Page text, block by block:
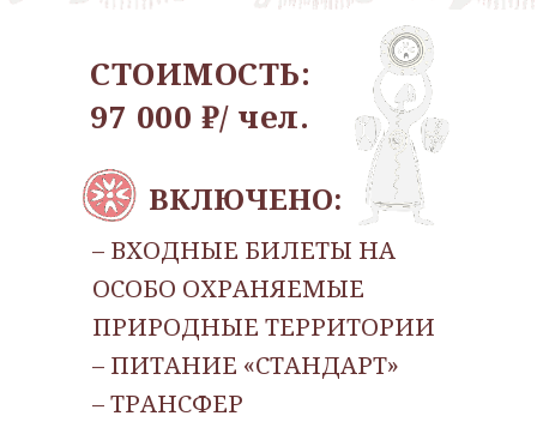
ВКЛЮЧЕНО:
СТОИМОСТЬ:
97 000 ₽/ чел.
– ВХОДНЫЕ БИЛЕТЫ НА
ОСОБО ОХРАНЯЕМЫЕ
ПРИРОДНЫЕ ТЕРРИТОРИИ
– ПИТАНИЕ «СТАНДАРТ»
– ТРАНСФЕР